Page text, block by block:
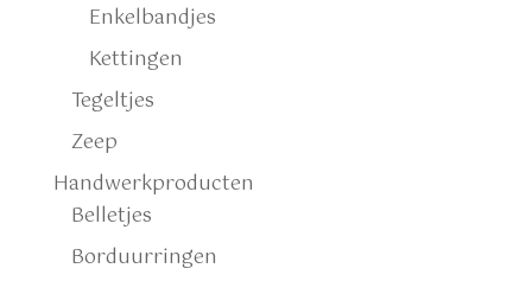
Enkelbandjes
Kettingen
Tegeltjes
Zeep
Handwerkproducten
Belletjes
Borduurringen